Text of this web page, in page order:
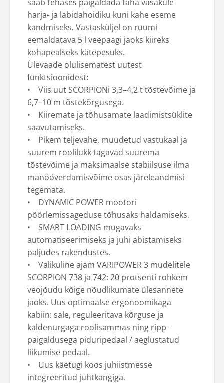
saab tehases paigaldada taha vasakule
harja- ja labidahoidiku kuni kahe eseme
kandmiseks. Vastasküljel on ruumi
eemaldatava 5 l veepaagi jaoks kiireks
kohapealseks kätepesuks.
Ülevaade olulisematest uutest
funktsioonidest:
• Viis uut SCORPIONi 3,3–4,2 t tõstevõime ja
6,7–10 m tõstekõrgusega.
• Kiiremate ja tõhusamate laadimistsüklite
saavutamiseks.
• Pikem teljevahe, muudetud vastukaal ja
suurem roolilukk tagavad suurema
tõstevõime ja maksimaalse stabiilsuse ilma
manööverdamisvõime osas järeleandmisi
tegemata.
• DYNAMIC POWER mootori
pöörlemissageduse tõhusaks haldamiseks.
• SMART LOADING mugavaks
automatiseerimiseks ja juhi abistamiseks
paljudes rakendustes.
• Valikuline ajam VARIPOWER 3 mudelitele
SCORPION 738 ja 742: 20 protsenti rohkem
veojõudu kõige nõudlikumate ülesannete
jaoks. Uus optimaalse ergonoomikaga
kabiin: sale, reguleeritava kõrguse ja
kaldenurgaga roolisammas ning ripp-
paigaldusega piduripedaal / aeglustatud
liikumise pedaal.
• Uus käetugi koos juhiistmesse
integreeritud juhtkangiga.